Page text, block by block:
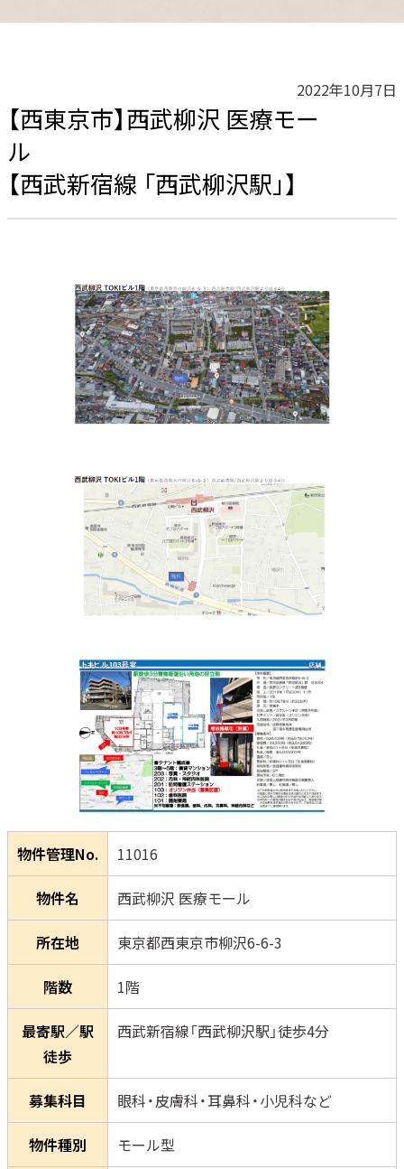
2022年10月7日
【西東京市】西武柳沢 医療モー
【西武新宿線 「西武柳沢駅」】
物件管理No. 11016
物件名 西武柳沢 医療モール
所在地 東京都西東京市柳沢6-6-3
階数 1階
最寄駅／駅
徒歩
西武新宿線「西武柳沢駅」徒歩4分
募集科目 眼科・皮膚科・耳鼻科・小児科など
物件種別 モール型